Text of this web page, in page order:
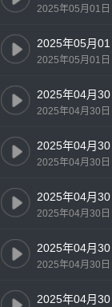
2025年05月01日
2025年05月01日
2025年04月30日
2025年04月30日
2025年04月30日
2025年04月30日